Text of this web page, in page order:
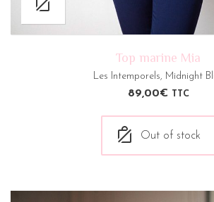
Top marine Mia
Les Intemporels, Midnight
89,00€ TTC
Out of stock